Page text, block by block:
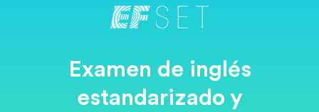
Examen de inglés
estandarizado y